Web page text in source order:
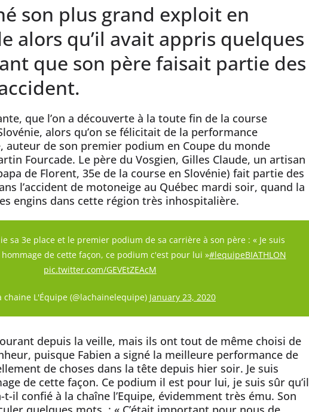
son plus grand exploit en
alors qu’il avait appris quelques
que son père faisait partie des
que l’on a découverte à la toute fin de la course
alors qu’on se félicitait de la performance
auteur de son premier podium en Coupe du monde
Fourcade. Le père du Vosgien, Gilles Claude, un artisan
de Florent, 35e de la course en Slovénie) fait partie des
l’accident de motoneige au Québec mardi soir, quand la
engins dans cette région très inhospitalière.
sa 3e place et le premier podium de sa carrière à son père : « Je suis
de cette façon, ce podium c'est pour lui »#lequipeBIATHLON
pic.twitter.com/GEVEtZEAcM
L'Équipe (@lachainelequipe) January 23, 2020
depuis la veille, mais ils ont tout de même choisi de
puisque Fabien a signé la meilleure performance de
de choses dans la tête depuis hier soir. Je suis
de cette façon. Ce podium il est pour lui, je suis sûr qu’il
il confié à la chaîne l’Equipe, évidemment très ému. Son